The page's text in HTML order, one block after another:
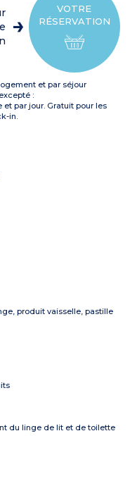
VOTRE
RÉSERVATION
et par séjour
:
et par jour. Gratuit pour les
in.
produit vaisselle, pastille
du linge de lit et de toilette